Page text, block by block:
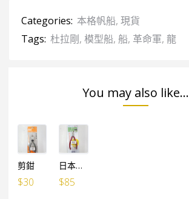
Categories: 本格帆船, 現貨
Tags: 杜拉剛, 模型船, 船, 革命軍, 龍
You may also like...
剪鉗
$30
日本製 MTC-3模型鉗
$85